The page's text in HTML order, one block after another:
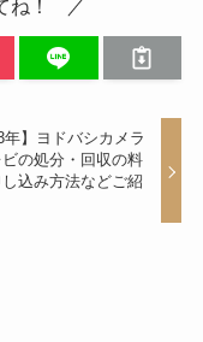
ね！
年】ヨドバシカメラ
の処分・回収の料
込み方法などご紹